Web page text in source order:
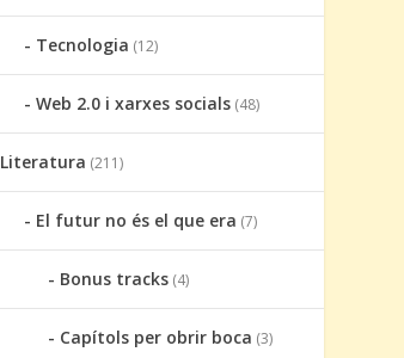
Tecnologia (12)
Web 2.0 i xarxes socials (48)
Literatura (211)
El futur no és el que era (7)
Bonus tracks (4)
Capítols per obrir boca (3)